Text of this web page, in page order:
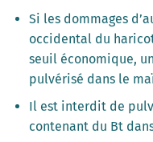
Si les dommages
occidental du
seuil économique,
pulvérisé dans le
Il est interdit de
contenant du Bt